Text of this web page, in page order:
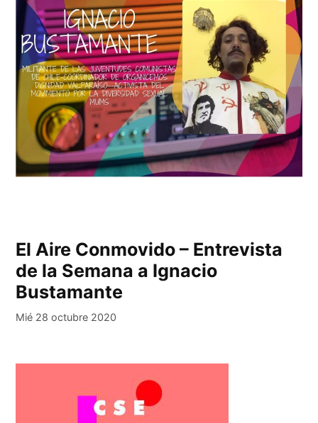
El Aire Conmovido – Entrevista
de la Semana a Ignacio
Bustamante
Mié 28 octubre 2020